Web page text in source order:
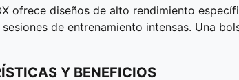
ofrece diseños de alto rendimiento
de entrenamiento intensas. Una
Y BENEFICIOS